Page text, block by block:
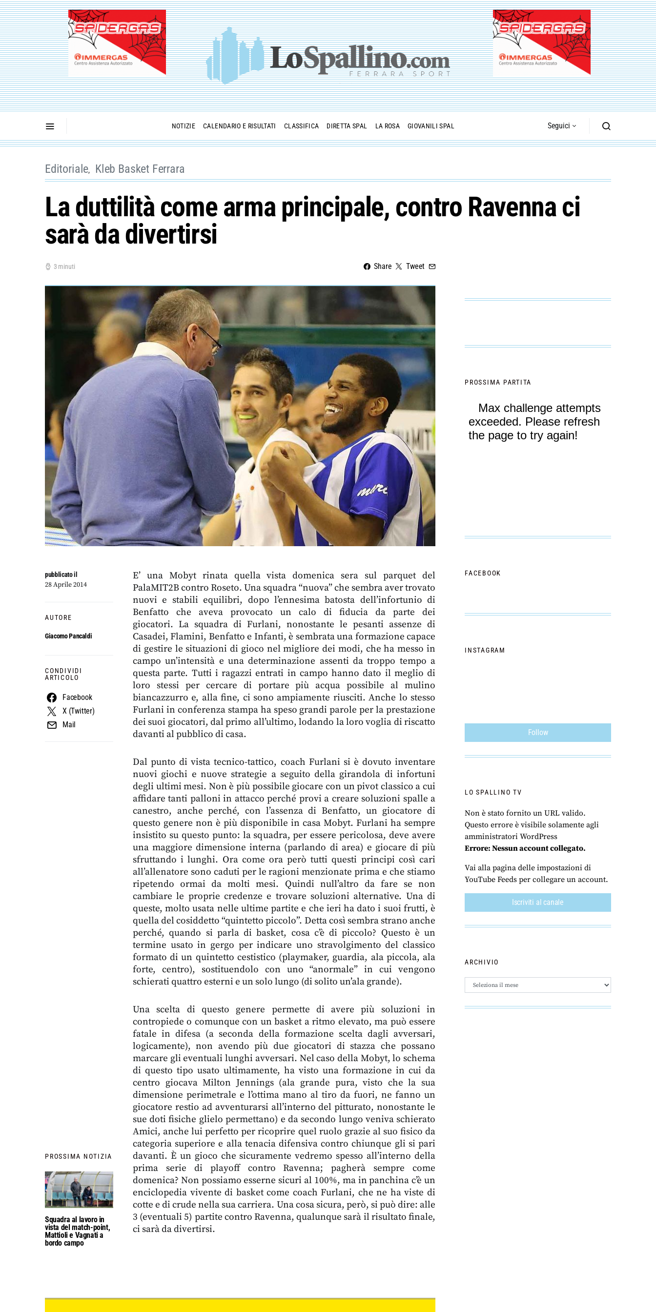
NOTIZIE CALENDARIO E RISULTATI CLASSIFICA DIRETTA SPAL LA ROSA GIOVANILI SPAL Seguici
Editoriale Kleb Basket Ferrara
La duttilità come arma principale, contro Ravenna ci
sarà da divertirsi
3 minuti Share Tweet
PROSSIMA NOTIZIA
Squadra al lavoro in
vista del match-point,
Mattioli e Vagnati a
bordo campo
pubblicato il
28 Aprile 2014
AUTORE
Giacomo Pancaldi
CONDIVIDI
ARTICOLO
Facebook
X (Twitter)
Mail
E’ una Mobyt rinata quella vista domenica sera sul parquet del
PalaMIT2B contro Roseto. Una squadra “nuova” che sembra aver trovato
nuovi e stabili equilibri, dopo l’ennesima batosta dell’infortunio di
Benfatto che aveva provocato un calo di fiducia da parte dei
giocatori. La squadra di Furlani, nonostante le pesanti assenze di
Casadei, Flamini, Benfatto e Infanti, è sembrata una formazione capace
di gestire le situazioni di gioco nel migliore dei modi, che ha messo in
campo un’intensità e una determinazione assenti da troppo tempo a
questa parte. Tutti i ragazzi entrati in campo hanno dato il meglio di
loro stessi per cercare di portare più acqua possibile al mulino
biancazzurro e, alla fine, ci sono ampiamente riusciti. Anche lo stesso
Furlani in conferenza stampa ha speso grandi parole per la prestazione
dei suoi giocatori, dal primo all’ultimo, lodando la loro voglia di riscatto
davanti al pubblico di casa.
Dal punto di vista tecnico-tattico, coach Furlani si è dovuto inventare
nuovi giochi e nuove strategie a seguito della girandola di infortuni
degli ultimi mesi. Non è più possibile giocare con un pivot classico a cui
affidare tanti palloni in attacco perché provi a creare soluzioni spalle a
canestro, anche perché, con l’assenza di Benfatto, un giocatore di
questo genere non è più disponibile in casa Mobyt. Furlani ha sempre
insistito su questo punto: la squadra, per essere pericolosa, deve avere
una maggiore dimensione interna (parlando di area) e giocare di più
sfruttando i lunghi. Ora come ora però tutti questi principi così cari
all’allenatore sono caduti per le ragioni menzionate prima e che stiamo
ripetendo ormai da molti mesi. Quindi null’altro da fare se non
cambiare le proprie credenze e trovare soluzioni alternative. Una di
queste, molto usata nelle ultime partite e che ieri ha dato i suoi frutti, è
quella del cosiddetto “quintetto piccolo”. Detta così sembra strano anche
perché, quando si parla di basket, cosa c’è di piccolo? Questo è un
termine usato in gergo per indicare uno stravolgimento del classico
formato di un quintetto cestistico (playmaker, guardia, ala piccola, ala
forte, centro), sostituendolo con uno “anormale” in cui vengono
schierati quattro esterni e un solo lungo (di solito un’ala grande).
Una scelta di questo genere permette di avere più soluzioni in
contropiede o comunque con un basket a ritmo elevato, ma può essere
fatale in difesa (a seconda della formazione scelta dagli avversari,
logicamente), non avendo più due giocatori di stazza che possano
marcare gli eventuali lunghi avversari. Nel caso della Mobyt, lo schema
di questo tipo usato ultimamente, ha visto una formazione in cui da
centro giocava Milton Jennings (ala grande pura, visto che la sua
dimensione perimetrale e l’ottima mano al tiro da fuori, ne fanno un
giocatore restio ad avventurarsi all’interno del pitturato, nonostante le
sue doti fisiche glielo permettano) e da secondo lungo veniva schierato
Amici, anche lui perfetto per ricoprire quel ruolo grazie al suo fisico da
categoria superiore e alla tenacia difensiva contro chiunque gli si pari
davanti. È un gioco che sicuramente vedremo spesso all’interno della
prima serie di playoff contro Ravenna; pagherà sempre come
domenica? Non possiamo esserne sicuri al 100%, ma in panchina c’è un
enciclopedia vivente di basket come coach Furlani, che ne ha viste di
cotte e di crude nella sua carriera. Una cosa sicura, però, si può dire: alle
3 (eventuali 5) partite contro Ravenna, qualunque sarà il risultato finale,
ci sarà da divertirsi.
PROSSIMA PARTITA
FACEBOOK
INSTAGRAM
Follow
LO SPALLINO TV
Non è stato fornito un URL valido.
Questo errore è visibile solamente agli
amministratori WordPress
Errore: Nessun account collegato.
Vai alla pagina delle impostazioni di
YouTube Feeds per collegare un account.
Iscriviti al canale
ARCHIVIO
Archivio